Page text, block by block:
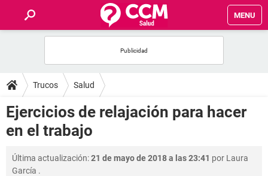
MENU
FOROS
SALUD
FAMILIA
NUTRICIÓN
Trucos Salud
Ejercicios de relajación para hacer
en el trabajo
Última actualización:21 de mayo de 2018 a las 23:41 por Laura
García .